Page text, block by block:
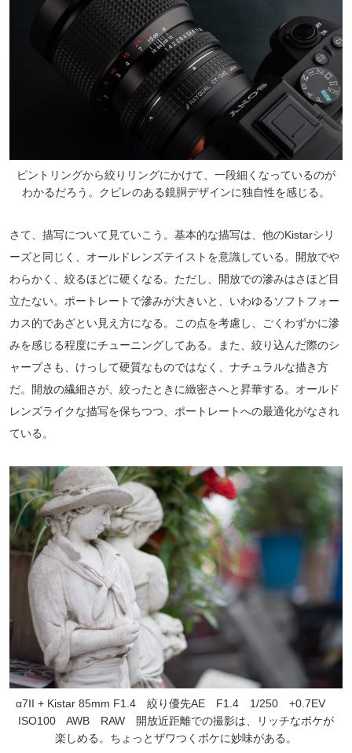
ピントリングから絞りリングにかけて、一段細くなっているのが
わかるだろう。クビレのある鏡胴デザインに独自性を感じる。
さて、描写について見ていこう。基本的な描写は、他のKistarシリ
ーズと同じく、オールドレンズテイストを意識している。開放でや
わらかく、絞るほどに硬くなる。ただし、開放での滲みはさほど目
立たない。ポートレートで滲みが大きいと、いわゆるソフトフォー
カス的であざとい見え方になる。この点を考慮し、ごくわずかに滲
みを感じる程度にチューニングしてある。また、絞り込んだ際のシ
ャープさも、けっして硬質なものではなく、ナチュラルな描き方
だ。開放の繊細さが、絞ったときに緻密さへと昇華する。オールド
レンズライクな描写を保ちつつ、ポートレートへの最適化がなされ
ている。
α7II + Kistar 85mm F1.4 絞り優先AE F1.4 1/250 +0.7EV
ISO100 AWB RAW 開放近距離での撮影は、リッチなボケが
楽しめる。ちょっとザワつくボケに妙味がある。